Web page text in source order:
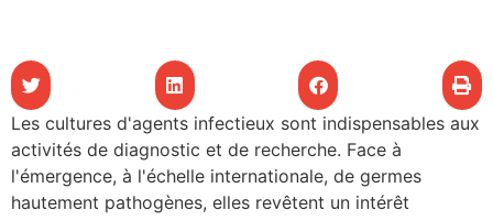
articles
Les cultures d'agents infectieux sont indispensables aux
activités de diagnostic et de recherche. Face à
l'émergence, à l'échelle internationale, de germes
hautement pathogènes, elles revêtent un intérêt